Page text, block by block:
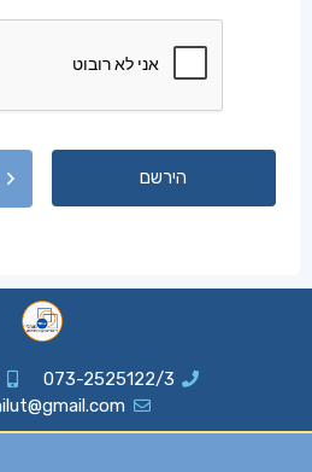
073-2525122/3